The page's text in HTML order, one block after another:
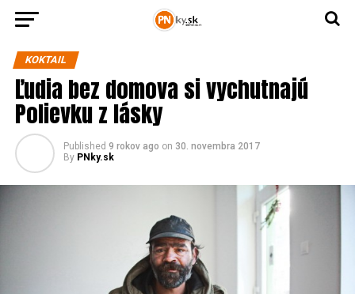
KOKTAIL
Ľudia bez domova si vychutnajú
Polievku z lásky
Published 9 rokov ago on 30. novembra 2017
By PNky.sk